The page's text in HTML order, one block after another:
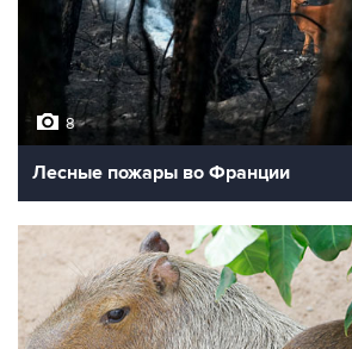
8
Лесные пожары во Франции